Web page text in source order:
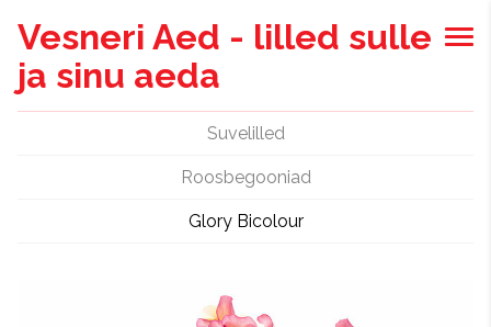
Vesneri Aed - lilled sulle
ja sinu aeda
Suvelilled
Roosbegooniad
Glory Bicolour